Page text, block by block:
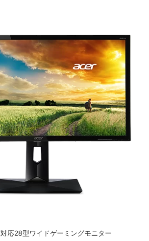
応28型ワイドゲーミングモニター